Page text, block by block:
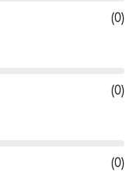
(0)
(0)
(0)